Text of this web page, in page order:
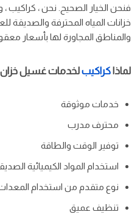
فنحن الخيار الصحيح. نحن ، كراكيب
خزانات المياه المحترفة والصديقة
والمناطق المجاورة لها بأسعار
لماذا كراكيبلخدمات غسيل خزان
خدمات موثوقة
محترف مدرب
توفير الوقت والطاقة
استخدام المواد الكيميائية
نوع متقدم من استخدام المعدات
تنظيف عميق